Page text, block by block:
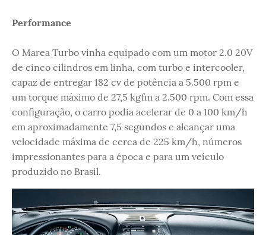
Performance
O Marea Turbo vinha equipado com um motor 2.0 20V
de cinco cilindros em linha, com turbo e intercooler,
capaz de entregar 182 cv de potência a 5.500 rpm e
um torque máximo de 27,5 kgfm a 2.500 rpm. Com essa
configuração, o carro podia acelerar de 0 a 100 km/h
em aproximadamente 7,5 segundos e alcançar uma
velocidade máxima de cerca de 225 km/h, números
impressionantes para a época e para um veículo
produzido no Brasil.